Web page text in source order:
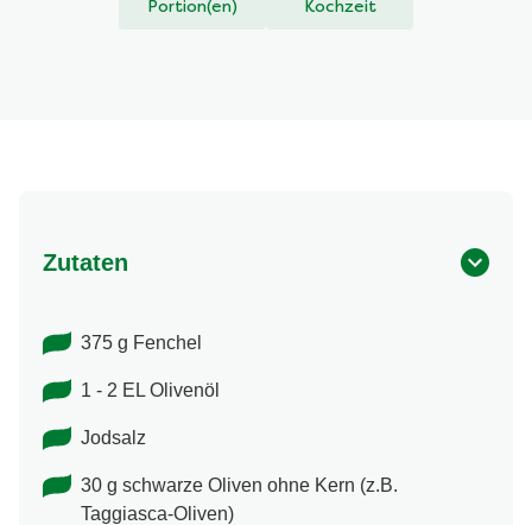
Portion(en) Kochzeit
Zutaten
375 g Fenchel
1 - 2 EL Olivenöl
Jodsalz
30 g schwarze Oliven ohne Kern (z.B.
Taggiasca-Oliven)